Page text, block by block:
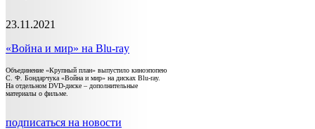
23.11.2021
«Война и мир» на Blu-ray
Объединение «Крупный план» выпустило киноэпопею
С. Ф. Бондарчука «Война и мир» на дисках Blu-ray.
На отдельном DVD-диске – дополнительные
материалы о фильме.
подписаться на новости